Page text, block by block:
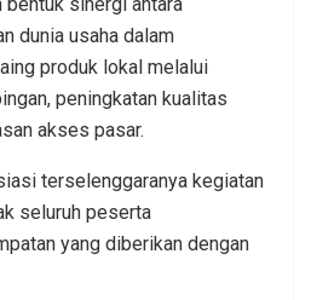
dunia usaha dalam
produk lokal melalui
peningkatan kualitas
akses pasar.
terselenggaranya kegiatan
seluruh peserta
yang diberikan dengan